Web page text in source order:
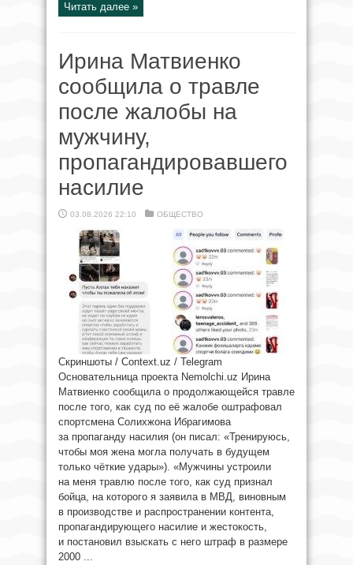
Читать далее »
Ирина Матвиенко
сообщила о травле
после жалобы на
мужчину,
пропагандировавшего
насилие
03.08.2026 22:10 ОБЩЕСТВО
Скриншоты / Context.uz / Telegram
Основательница проекта Nemolchi.uz Ирина
Матвиенко сообщила о продолжающейся травле
после того, как суд по её жалобе оштрафовал
спортсмена Солихжона Ибрагимова
за пропаганду насилия (он писал: «Тренируюсь,
чтобы моя жена могла получать в будущем
только чёткие удары»). «Мужчины устроили
на меня травлю после того, как суд признал
бойца, на которого я заявила в МВД, виновным
в производстве и распространении контента,
пропагандирующего насилие и жестокость,
и постановил взыскать с него штраф в размере
2000 ...